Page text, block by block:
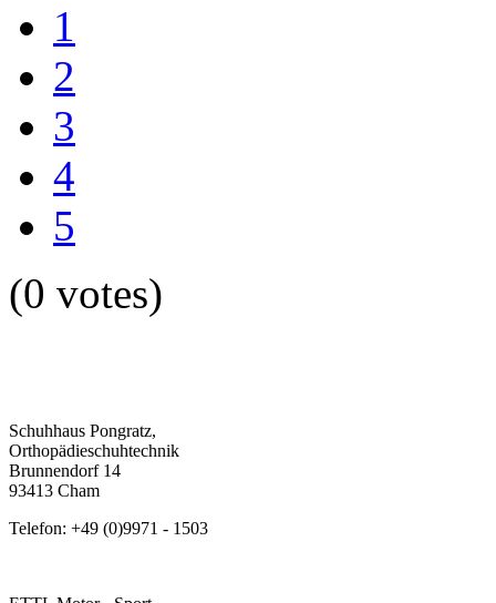
1
2
3
4
5
(0 votes)
Schuhhaus Pongratz,
Orthopädieschuhtechnik
Brunnendorf 14
93413 Cham
Telefon: +49 (0)9971 - 1503